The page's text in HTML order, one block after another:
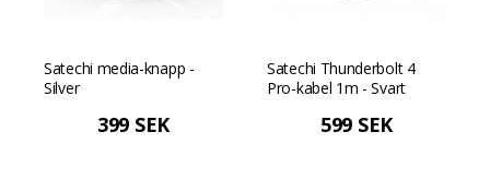
Satechi media-knapp -
Silver
399 SEK
Satechi Thunderbolt 4
Pro-kabel 1m - Svart
599 SEK